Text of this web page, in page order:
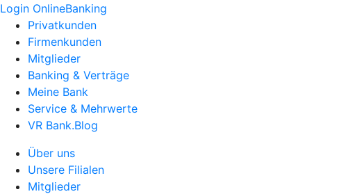
Login OnlineBanking
Privatkunden
Firmenkunden
Mitglieder
Banking & Verträge
Meine Bank
Service & Mehrwerte
VR Bank.Blog
Über uns
Unsere Filialen
Mitglieder